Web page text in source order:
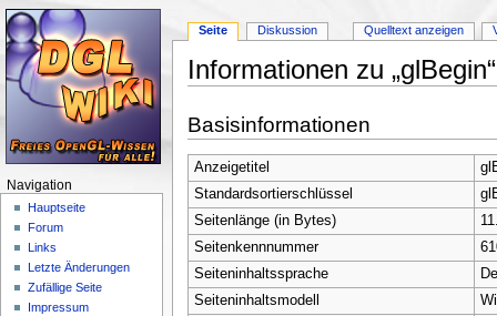
Informationen zu „glBegin“
Basisinformationen
Anzeigetitel
Standardsortierschlüssel
Seitenlänge (in Bytes)
Seitenkennnummer
Seiteninhaltssprache
Seiteninhaltsmodell
Seite Diskussion Quelltext anzeigen
Navigation
Hauptseite
Forum
Links
Letzte Änderungen
Zufällige Seite
Impressum